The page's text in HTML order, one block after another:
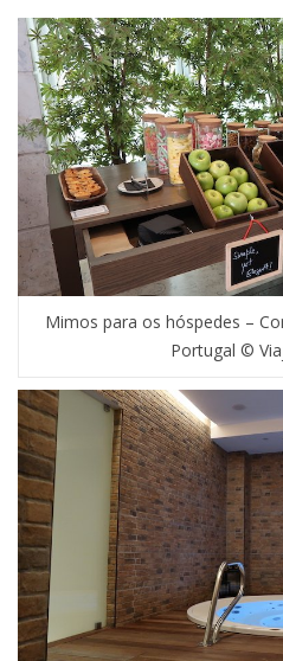
Mimos para os hóspedes –
Portugal ©